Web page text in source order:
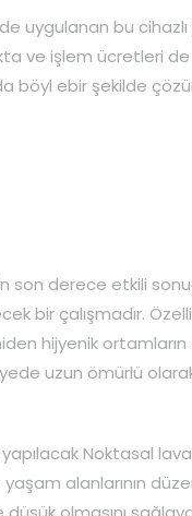
uygulanan bu
ve işlem ücretleri de
böyl ebir şekilde
son derece etkili
bir çalışmadır.
hijyenik
uzun ömürlü
Noktasal
alanlarının